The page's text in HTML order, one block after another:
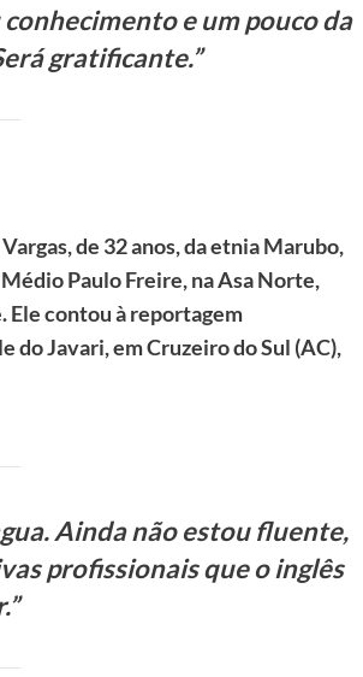
e um pouco da
gratificante.”
de 32 anos, da etnia Marubo,
Paulo Freire, na Asa Norte,
Ele contou à reportagem
do Javari, em Cruzeiro do Sul (AC),
Ainda não estou fluente,
profissionais que o inglês